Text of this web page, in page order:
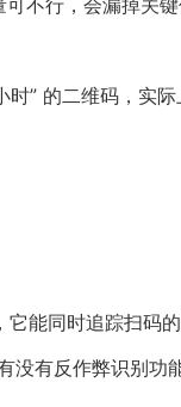
不行，会漏掉关
” 的二维码，实
能同时追踪扫码
有反作弊识别功能